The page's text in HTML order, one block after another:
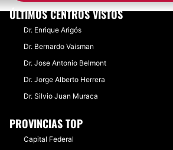
ÚLTIMOS CENTROS VISTOS
Dr. Enrique Arigós
Dr. Bernardo Vaisman
Dr. Jose Antonio Belmont
Dr. Jorge Alberto Herrera
Dr. Silvio Juan Muraca
PROVINCIAS TOP
Capital Federal